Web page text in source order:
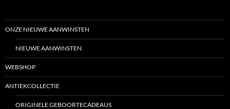
ONZE NIEUWE AANWINSTEN
NIEUWE AANWINSTEN
WEBSHOP
ANTIEKCOLLECTIE
ORIGINELE GEBOORTECADEAUS